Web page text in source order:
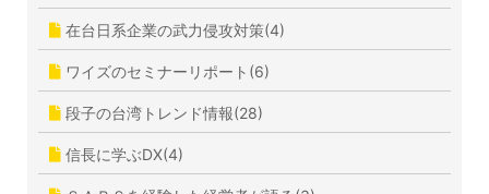
在台日系企業の武力侵攻対策(4)
ワイズのセミナーリポート(6)
段子の台湾トレンド情報(28)
信長に学ぶDX(4)